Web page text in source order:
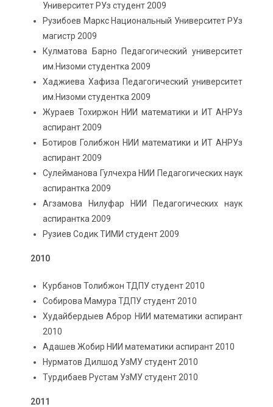
Университет РУз студент 2009
Рузибоев Маркс Национальный Университет РУз
магистр 2009
Кулматова Барно Педагогический университет
им.Низоми студентка 2009
Хаджиева Хафиза Педагогический университет
им.Низоми студентка 2009
Жураев Тохиржон НИИ математики и ИТ АНРУз
аспирант 2009
Ботиров Голибжон НИИ математики и ИТ АНРУз
аспирант 2009
Сулейманова Гулчехра НИИ Педагогических наук
аспирантка 2009
Агзамова Нилуфар НИИ Педагогических наук
аспирантка 2009
Рузиев Содик ТИМИ студент 2009
2010
Курбанов Толибжон ТДПУ студент 2010
Собирова Мамура ТДПУ студент 2010
Худайбердыев Аброр НИИ математики аспирант
2010
Адашев Жобир НИИ математики аспирант 2010
Нурматов Дилшод УзМУ студент 2010
Турдибаев Рустам УзМУ студент 2010
2011